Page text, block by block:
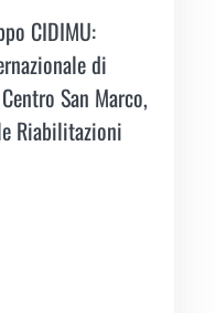
CIDIMU:
di
San Marco,
Riabilitazioni